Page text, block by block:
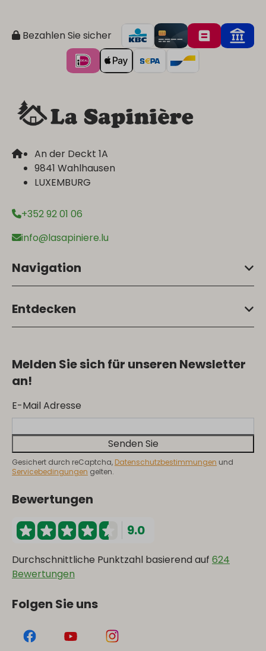
Bezahlen Sie sicher
An der Deckt 1A
9841 Wahlhausen
LUXEMBURG
+352 92 01 06
info@lasapiniere.lu
Navigation
Entdecken
Melden Sie sich für unseren Newsletter
an!
E-Mail Adresse
Senden Sie
Gesichert durch reCaptcha, Datenschutzbestimmungen und
Servicebedingungen gelten.
Bewertungen
9.0
Durchschnittliche Punktzahl basierend auf 624
Bewertungen
Folgen Sie uns